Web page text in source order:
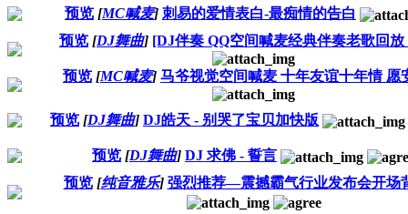
预览 [MC喊麦] 刺易的爱情表白-最痴情的告白
预览 [DJ舞曲] [DJ伴奏 QQ空间喊麦经典伴奏老歌回放
预览 [MC喊麦] 马爷视觉空间喊麦 十年友谊十年情 愿
预览 [DJ舞曲] DJ皓天 - 别哭了宝贝加快版
预览 [DJ舞曲] DJ 求佛 - 誓言
预览 [纯音雅乐] 强烈推荐—震撼霸气行业发布会开场